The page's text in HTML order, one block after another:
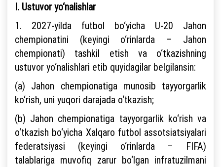
I. Ustuvor yo‘nalishlar
1. 2027-yilda futbol bo‘yicha U-20 Jahon
chempionatini (keyingi o‘rinlarda – Jahon
chempionati) tashkil etish va o‘tkazishning
ustuvor yo‘nalishlari etib quyidagilar belgilansin:
(a) Jahon chempionatiga munosib tayyorgarlik
ko‘rish, uni yuqori darajada o‘tkazish;
(b) Jahon chempionatiga tayyorgarlik ko‘rish va
o‘tkazish bo‘yicha Xalqaro futbol assotsiatsiyalari
federatsiyasi (keyingi o‘rinlarda – FIFA)
talablariga muvofiq zarur bo‘lgan infratuzilmani